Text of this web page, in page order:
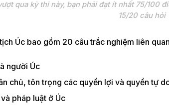
qua kỳ thi này, bạn phải đạt ít nhất 75/100
15/20 câu hỏi
Úc bao gồm 20 câu trắc nghiệm liên
người Úc
chủ, tôn trọng các quyền lợi và quyền tự
pháp luật ở Úc